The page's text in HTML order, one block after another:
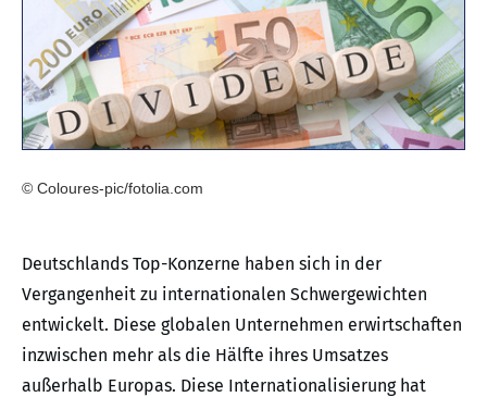
© Coloures-pic/fotolia.com
Deutschlands Top-Konzerne haben sich in der
Vergangenheit zu internationalen Schwergewichten
entwickelt. Diese globalen Unternehmen erwirtschaften
inzwischen mehr als die Hälfte ihres Umsatzes
außerhalb Europas. Diese Internationalisierung hat